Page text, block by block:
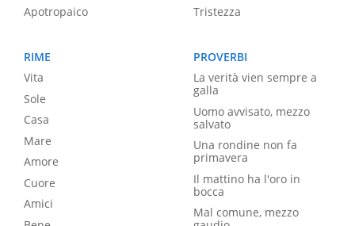
Apotropaico
Tristezza
RIME
Vita
Sole
Casa
Mare
Amore
Cuore
Amici
PROVERBI
La verità vien sempre a
galla
Uomo avvisato, mezzo
salvato
Una rondine non fa
primavera
Il mattino ha l'oro in
bocca
Mal comune, mezzo